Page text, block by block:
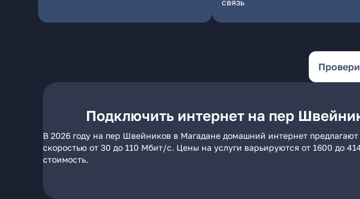
связь
Подключить интернет на пер
В 2026 году на пер Швейников в Магадане домашний интернет
скоростью от 30 до 110 Мбит/с. Цены на услуги варьируются от 1600 до
стоимость.